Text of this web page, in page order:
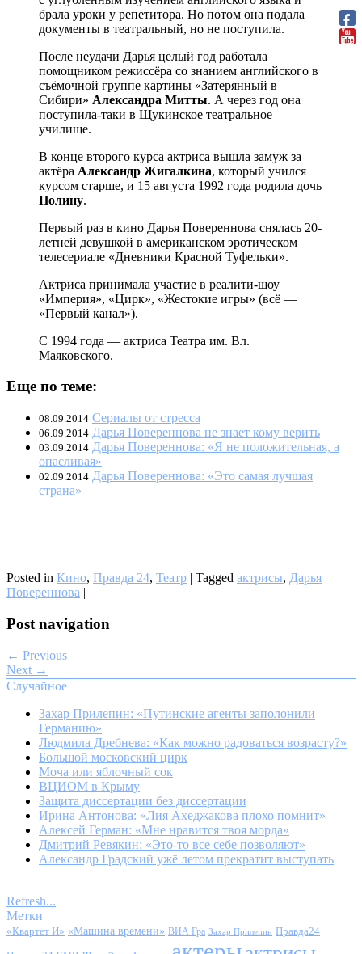
брала уроки у репетитора. Но потом она подала
документы в театральный, но не поступила.
После неудачи Дарья целый год работала
помощником режиссёра со знанием английского в
съёмочной группе картины «Затерянный в
Сибири» Александра Митты. А через год она
поступила-таки в Щукинское театральное
училище.
В конце второго курса актриса вышла замуж за
актёра Александр Жигалкина, который учился
курсом старше, и 15 августа 1992 года родила дочь
Полину.
Первый раз в кино Дарья Повереннова снялась 20-
летней девушкой в американском эротическом
телесериале «Дневники Красной Туфельки».
Актриса принимала участие в реалити-шоу
«Империя», «Цирк», «Жестокие игры» (всё —
«Первый канал»).
С 1994 года — актриса Театра им. Вл.
Маяковского.
Еще по теме:
08.09.2014 Сериалы от стресса
06.09.2014 Дарья Повереннова не знает кому верить
03.09.2014 Дарья Повереннова: «Я не положительная, а
опасливая»
02.09.2014 Дарья Повереннова: «Это самая лучшая
страна»
Posted in Кино, Правда 24, Театр | Tagged актрисы, Дарья
Повереннова |
Post navigation
← Previous
Next →
Случайное
Захар Прилепин: «Путинские агенты заполонили
Германию»
Людмила Дребнева: «Как можно радоваться возрасту?»
Большой московский цирк
Моча или яблочный сок
ВЦИОМ в Крыму
Защита диссертации без диссертации
Ирина Антонова: «Лия Ахеджакова плохо помнит»
Алексей Герман: «Мне нравится твоя морда»
Дмитрий Ревякин: «Это-то все себе позволяют»
Александр Градский ужӗ летом прекратит выступать
Refresh...
Метки
«Квартет И» «Машина времени» ВИА Гра Захар Прилепин Правда24